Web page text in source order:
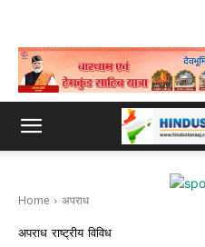
Home अपराध
अपराध राष्ट्रीय विविध